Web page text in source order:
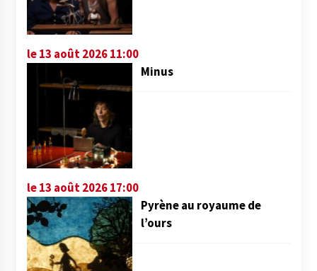
le 13 août 2026 11:00
Minus
le 13 août 2026 17:00
Pyrène au royaume de
l’ours